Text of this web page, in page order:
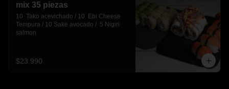
mix 35 piezas
10  Tako acevichado / 10  Ebi Cheese
Tempura / 10 Sake avocado /  5 Nigiri
salmon
$23.990